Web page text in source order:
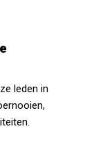
leden in